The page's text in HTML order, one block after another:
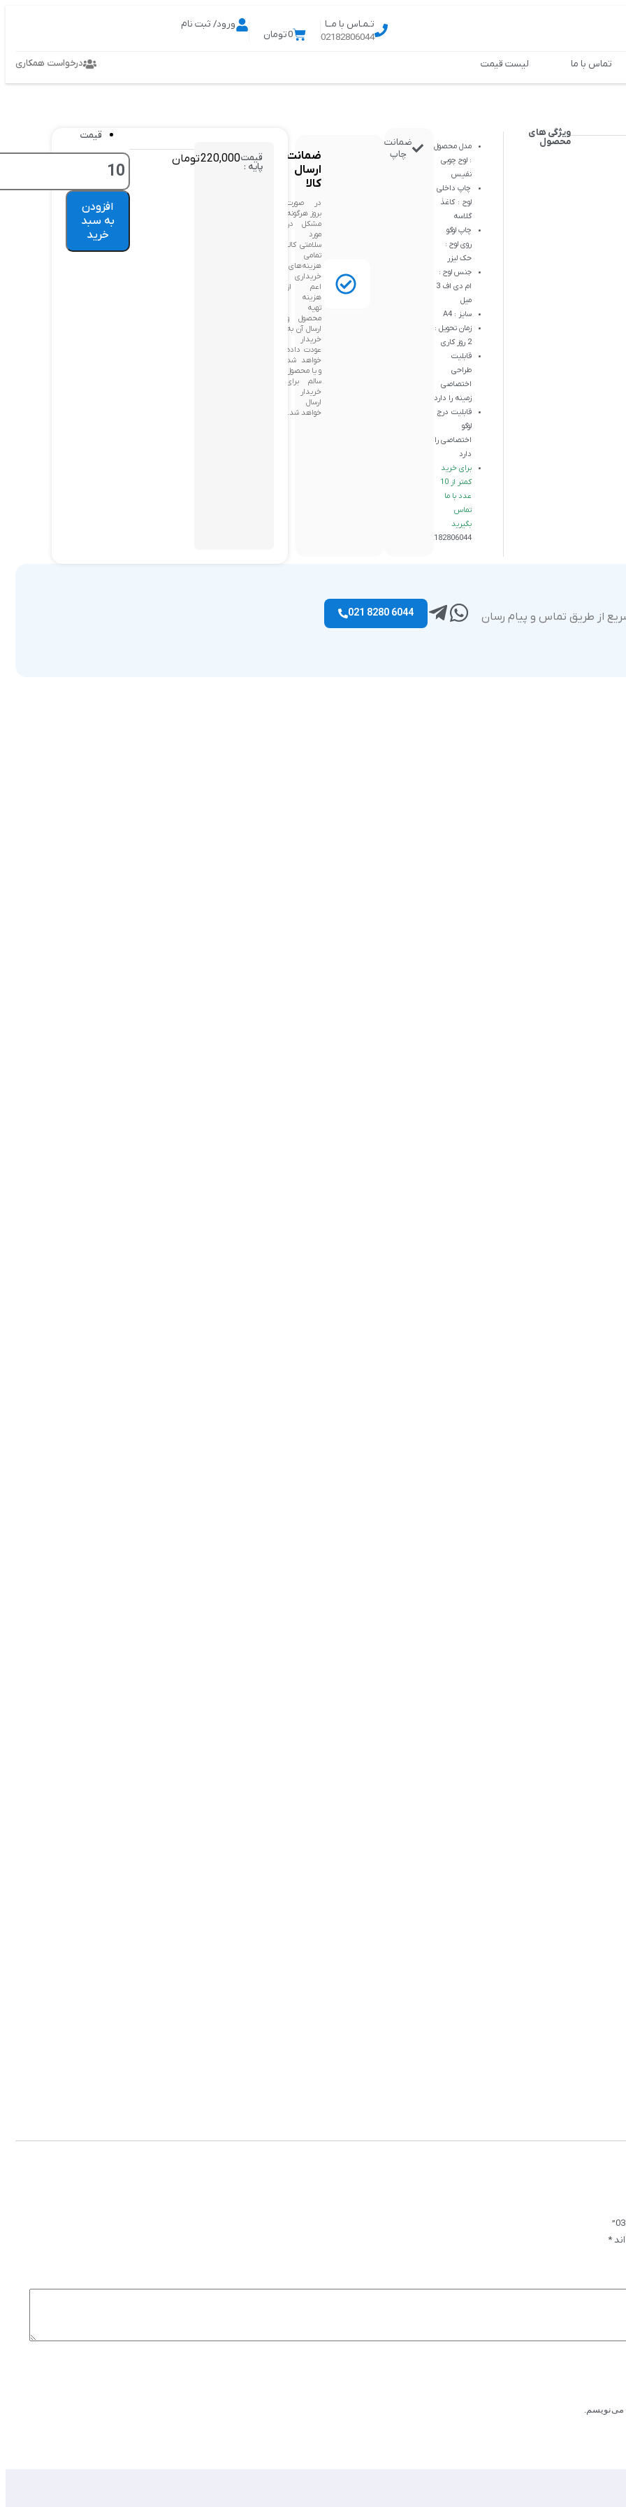
تـمـاس با مــا
02182806044
0تومان
ورود/ ثبت نام
تماس با ما لیست قیمت درخواست همکاری
ویژگی های
محصول
مدل محصول
: لوح چوبی
نفیس
چاپ داخلی
لوح : کاغذ
گلاسه
چاپ لوگو
روی لوح :
حک لیزر
جنس لوح :
ام دی اف 3
میل
سایز : A4
زمان تحویل :
2 روز کاری
قابلیت
طراحی
اختصاصی
زمینه را دارد
قابلیت درج
لوگو
اختصاصی را
دارد
برای خرید
کمتر از 10
عدد با ما
تماس
بگیرید
02182806044
ضمانت
چاپ
ضمانت
ارسال
کالا
در صورت
بروز هرگونه
مشکل در
مورد
سلامتی کالا
تمامی
هزینه‌های
خریداری
اعم از
هزینه
تهیه
محصول و
ارسال آن به
خریدار
عودت داده
خواهد شد
و یا محصول
سالم برای
خریدار
ارسال
خواهد شد.
قیمت
پایه :
220,000تومان
قیمت
افزودن
به سبد
خرید
از طریق تماس و پیام رسان 6044 8280 021
*
می‌نویسم.